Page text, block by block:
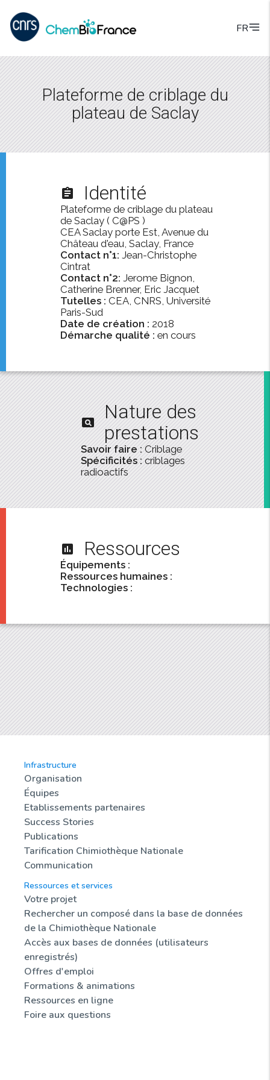
FR
Plateforme de criblage du
plateau de Saclay
assignment Identité
Plateforme de criblage du plateau
de Saclay ( C@PS )
CEA Saclay porte Est, Avenue du
Château d'eau, Saclay, France
Contact n°1: Jean-Christophe
Cintrat
Contact n°2: Jerome Bignon,
Catherine Brenner, Eric Jacquet
Tutelles : CEA, CNRS, Université
Paris-Sud
Date de création : 2018
Démarche qualité : en cours
pageview
Nature des
prestations
Savoir faire :Criblage
Spécificités :criblages
radioactifs
assessment Ressources
Équipements :
Ressources humaines :
Technologies :
Infrastructure
Organisation
Équipes
Etablissements partenaires
Success Stories
Publications
Tarification Chimiothèque Nationale
Communication
Ressources et services
Votre projet
Rechercher un composé dans la base de données
de la Chimiothèque Nationale
Accès aux bases de données (utilisateurs
enregistrés)
Offres d'emploi
Formations & animations
Ressources en ligne
Foire aux questions